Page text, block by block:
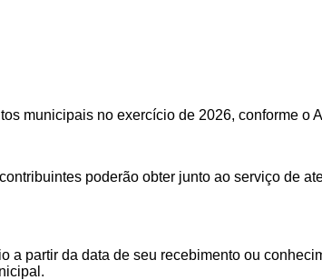
municipais no exercício de 2026, conforme o
poderão obter junto ao serviço de
partir da data de seu recebimento ou